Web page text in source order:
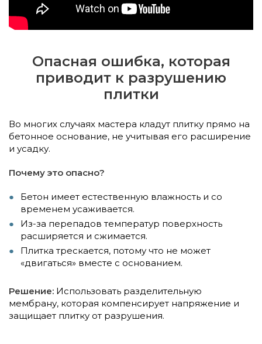
Опасная ошибка, которая
приводит к разрушению
плитки
Во многих случаях мастера кладут плитку прямо на
бетонное основание, не учитывая его расширение
и усадку.
Почему это опасно?
Бетон имеет естественную влажность и со
временем усаживается.
Из-за перепадов температур поверхность
расширяется и сжимается.
Плитка трескается, потому что не может
«двигаться» вместе с основанием.
Решение: Использовать разделительную
мембрану, которая компенсирует напряжение и
защищает плитку от разрушения.